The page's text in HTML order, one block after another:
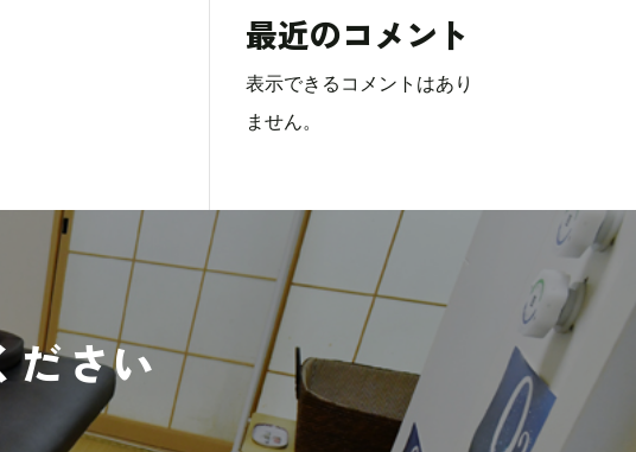
最近のコメント
表示できるコメントはあり
ません。
ださい